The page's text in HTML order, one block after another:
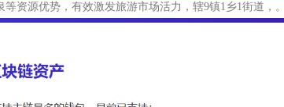
资源优势，有效激发旅游市场活力，辖9镇1乡1街道，。